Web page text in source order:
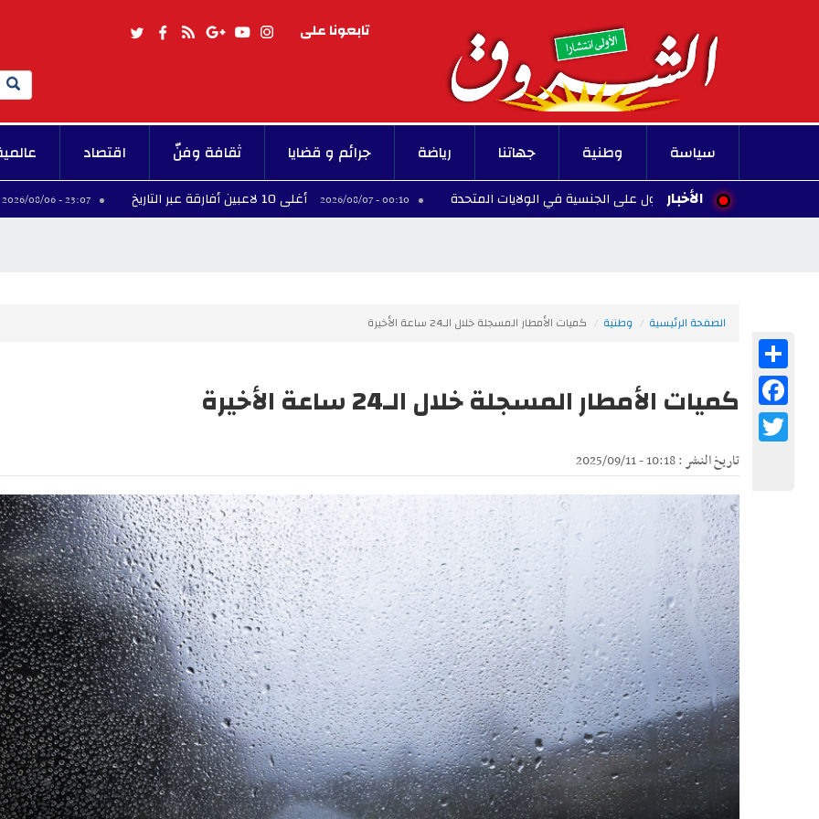
تابعونا على
Search
سياسة وطنية جهاتنا رياضة جرائم و قضايا ثقافة وفنّ اقتصاد
الأخبار
الأطفال للحصول على الجنسية في الولايات المتحدة 00:10 - 2026/08/07 أغلى 10 لاعبين أفارقة عبر التاريخ 23:07 - 2026/08/06
الصفحة الرئيسية وطنية كميات الأمطار المسجلة خلال الـ24 ساعة الأخيرة
كميات الأمطار المسجلة خلال الـ24 ساعة الأخيرة
تاريخ النشر : 10:18 - 2025/09/11
Facebook
Twitter